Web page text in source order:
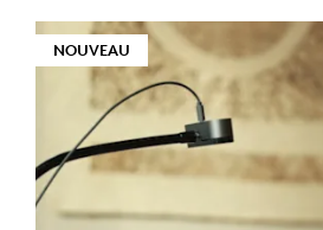
NOUVEAU